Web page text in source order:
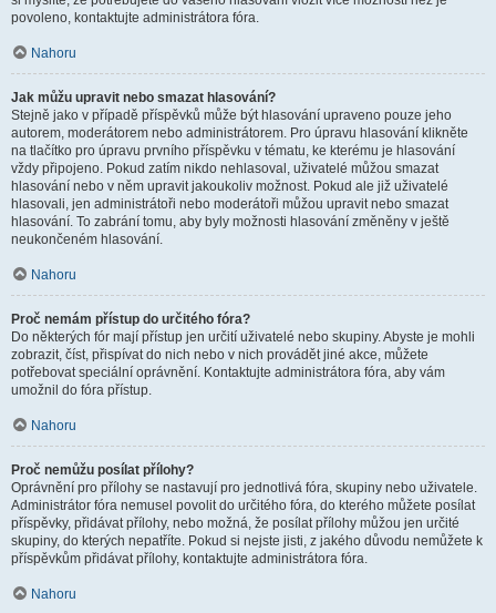
povoleno, kontaktujte administrátora fóra.
Nahoru
Jak můžu upravit nebo smazat hlasování?
Stejně jako v případě příspěvků může být hlasování upraveno pouze jeho
autorem, moderátorem nebo administrátorem. Pro úpravu hlasování klikněte
na tlačítko pro úpravu prvního příspěvku v tématu, ke kterému je hlasování
vždy připojeno. Pokud zatím nikdo nehlasoval, uživatelé můžou smazat
hlasování nebo v něm upravit jakoukoliv možnost. Pokud ale již uživatelé
hlasovali, jen administrátoři nebo moderátoři můžou upravit nebo smazat
hlasování. To zabrání tomu, aby byly možnosti hlasování změněny v ještě
neukončeném hlasování.
Nahoru
Proč nemám přístup do určitého fóra?
Do některých fór mají přístup jen určití uživatelé nebo skupiny. Abyste je mohli
zobrazit, číst, přispívat do nich nebo v nich provádět jiné akce, můžete
potřebovat speciální oprávnění. Kontaktujte administrátora fóra, aby vám
umožnil do fóra přístup.
Nahoru
Proč nemůžu posílat přílohy?
Oprávnění pro přílohy se nastavují pro jednotlivá fóra, skupiny nebo uživatele.
Administrátor fóra nemusel povolit do určitého fóra, do kterého můžete posílat
příspěvky, přidávat přílohy, nebo možná, že posílat přílohy můžou jen určité
skupiny, do kterých nepatříte. Pokud si nejste jisti, z jakého důvodu nemůžete k
příspěvkům přidávat přílohy, kontaktujte administrátora fóra.
Nahoru